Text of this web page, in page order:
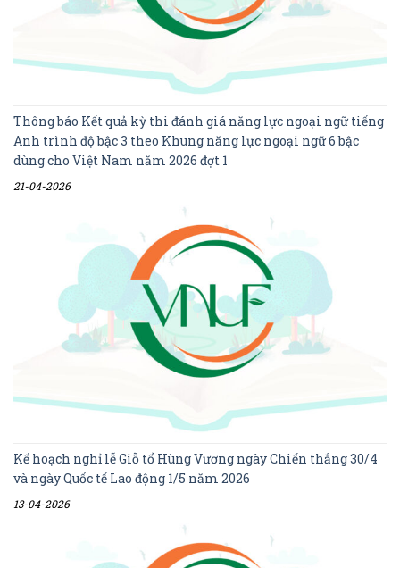
Thông báo Kết quả kỳ thi đánh giá năng lực ngoại ngữ tiếng
Anh trình độ bậc 3 theo Khung năng lực ngoại ngữ 6 bậc
dùng cho Việt Nam năm 2026 đợt 1
21-04-2026
Kế hoạch nghỉ lễ Giỗ tổ Hùng Vương ngày Chiến thắng 30/4
và ngày Quốc tế Lao động 1/5 năm 2026
13-04-2026